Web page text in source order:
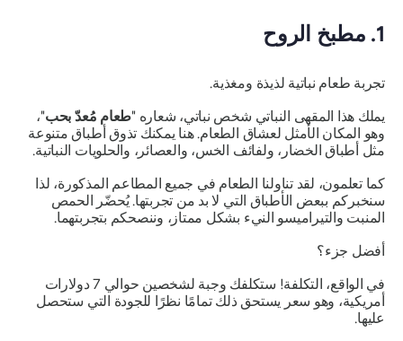
تجربة طعام نباتية لذيذة ومغذية.
يملك هذا المقهى النباتي شخص نباتي، شعاره "طعام مُعدّ بحب"،
وهو المكان الأمثل لعشاق الطعام. هنا يمكنك تذوق أطباق متنوعة
مثل أطباق الخضار، ولفائف الخس، والعصائر، والحلويات النباتية.
كما تعلمون، لقد تناولنا الطعام في جميع المطاعم المذكورة، لذا
سنخبركم ببعض الأطباق التي لا بد من تجربتها. يُحضّر الحمص
المنبت والتيراميسو النيء بشكل ممتاز، وننصحكم بتجربتهما.
أفضل جزء؟
في الواقع، التكلفة! ستكلفك وجبة لشخصين حوالي 7 دولارات
أمريكية، وهو سعر يستحق ذلك تمامًا نظرًا للجودة التي ستحصل
عليها.